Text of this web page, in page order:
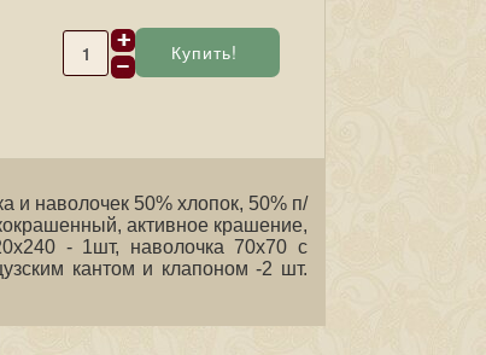
и наволочек 50% хлопок, 50% п/
активное крашение,
- 1шт, наволочка 70х70 с
кантом и клапоном -2 шт.